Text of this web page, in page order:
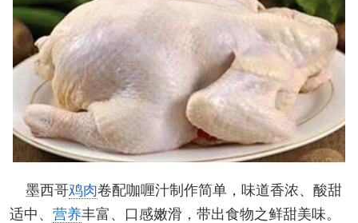
墨西哥鸡肉卷配咖喱汁制作简单，味道香浓、酸甜
适中、 营养丰富、口感嫩滑，带出食物之鲜甜美味。